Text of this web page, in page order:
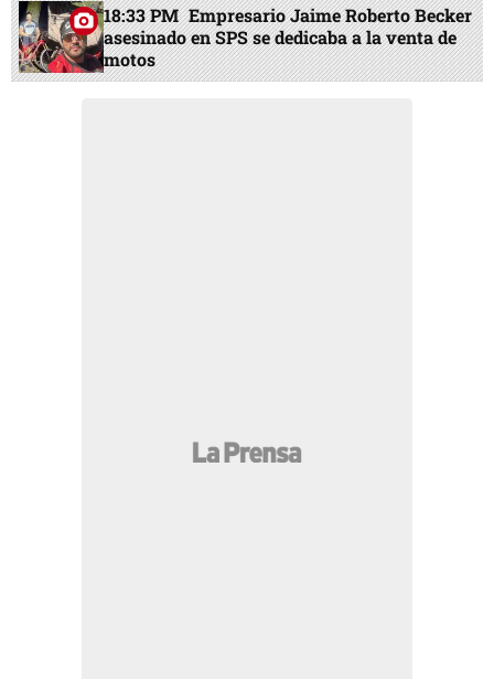
18:33 PM Empresario Jaime Roberto Becker
asesinado en SPS se dedicaba a la venta de
motos